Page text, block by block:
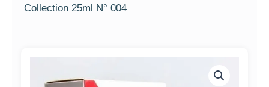
Collection 25ml N° 004